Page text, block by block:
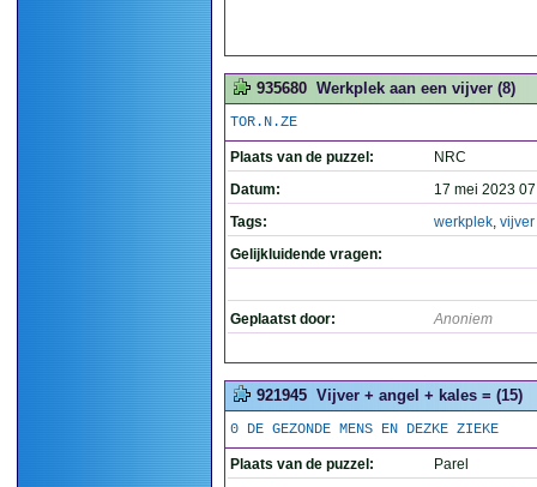
935680 Werkplek aan een vijver (8)
TOR.N.ZE
Plaats van de puzzel:
NRC
Datum:
17 mei 2023
Tags:
werkplek, vijver
Gelijkluidende vragen:
Geplaatst door: Anoniem
921945 Vijver + angel + kales = (15)
0 DE GEZONDE MENS EN DEZKE ZIEKE
Plaats van de puzzel:
Parel